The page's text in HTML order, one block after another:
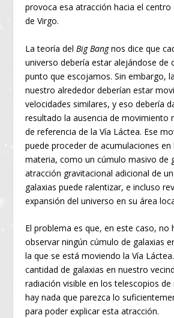
provoca esa atracción hacia el centro
de Virgo.
La teoría delBig Bangnos dice que
universo debería estar alejándose de
punto que escojamos. Sin embargo,
nuestro alrededor deberían estar
velocidades similares, y eso debería
resultado la ausencia de movimiento
de referencia de la Vía Láctea. Ese
puede proceder de acumulaciones
materia, como un cúmulo masivo de
atracción gravitacional adicional de
galaxias puede ralentizar, e incluso
expansión del universo en su área
El problema es que, en este caso, no
observar ningún cúmulo de galaxias
la que se está moviendo la Vía
cantidad de galaxias en nuestro
radiación visible en los telescopios
hay nada que parezca lo
para poder explicar esta atracción.